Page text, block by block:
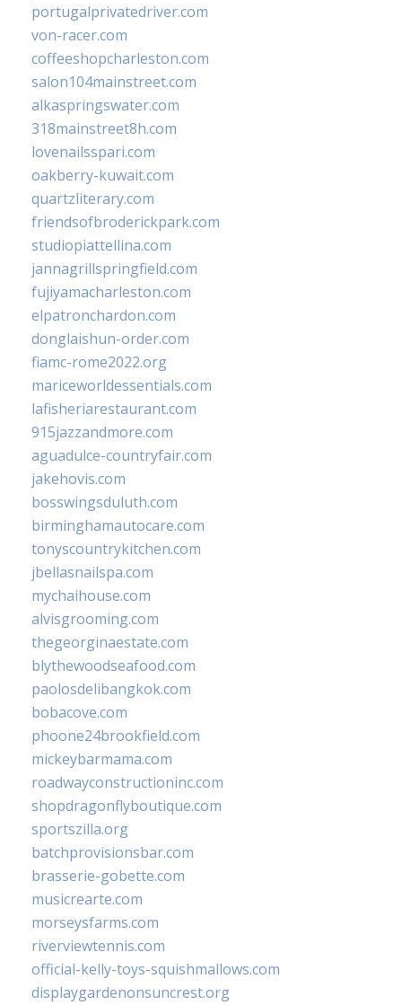
portugalprivatedriver.com
von-racer.com
coffeeshopcharleston.com
salon104mainstreet.com
alkaspringswater.com
318mainstreet8h.com
lovenailsspari.com
oakberry-kuwait.com
quartzliterary.com
friendsofbroderickpark.com
studiopiattellina.com
jannagrillspringfield.com
fujiyamacharleston.com
elpatronchardon.com
donglaishun-order.com
fiamc-rome2022.org
mariceworldessentials.com
lafisheriarestaurant.com
915jazzandmore.com
aguadulce-countryfair.com
jakehovis.com
bosswingsduluth.com
birminghamautocare.com
tonyscountrykitchen.com
jbellasnailspa.com
mychaihouse.com
alvisgrooming.com
thegeorginaestate.com
blythewoodseafood.com
paolosdelibangkok.com
bobacove.com
phoone24brookfield.com
mickeybarmama.com
roadwayconstructioninc.com
shopdragonflyboutique.com
sportszilla.org
batchprovisionsbar.com
brasserie-gobette.com
musicrearte.com
morseysfarms.com
riverviewtennis.com
official-kelly-toys-squishmallows.com
displaygardenonsuncrest.org